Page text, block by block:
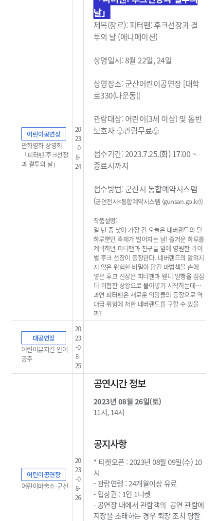
어린이공연장
만화영화 상영회
「피터팬:후크선장
과 결투의 날」
20
23
-0
8-
24
날」
제목(장르): 피터팬: 후크선장과 결
투의 날 (애니메이션)
상영일시: 8월 22일, 24일
상영장소: 군산어린이공연장 [대학
로330(나운동)]
관람대상: 어린이(3세 이상) 및 동반
보호자 ♧관람무료♧
접수기간: 2023.7.25.(화) 17:00 ~
종료시까지
접수방법: 군산시 통합예약시스템
(공연전시<통합예약시스템 (gunsan.go.kr))
작품설명:
일 년 중 낮이 가장 긴 오늘은 네버랜드의 단
하루뿐인 축제가 벌어지는 날! 즐거운 하루를
계획하던 피터팬과 친구들 앞에 영원한 라이
벌 후크 선장이 등장한다. 네버랜드의 알려지
지 않은 위험한 비밀이 담긴 마법책을 손에
넣은 후크 선장은 피터팬과 웬디 일행을 점점
더 위험한 상황으로 몰아넣기 시작하는데…
과연 피터팬은 새로운 악당들의 등장으로 역
대급 위험에 처한 네버랜드를 구할 수 있을
까?
대공연장
어린이뮤지컬 인어
공주
20
23
-0
8-
25
어린이공연장
어린이마술쇼-군산
20
23
-0
8-
26
공연시간 정보
2023년 08월 26일(토)
11시, 14시
공지사항
* 티켓오픈 : 2023년 08월 09일(수) 10
시
- 관람연령 : 24개월이상 유료
- 입장권 : 1인 1티켓
- 공연장 내에서 관람객의 공연 관람에
지장을 초래하는 경우 퇴장 조치 당할